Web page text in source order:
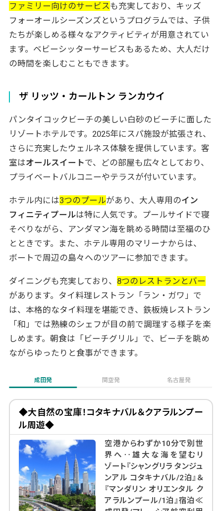
ファミリー向けのサービスも充実しており、キッズ
フォーオールシーズンズというプログラムでは、子供
たちが楽しめる様々なアクティビティが用意されてい
ます。ベビーシッターサービスもあるため、大人だけ
の時間を楽しむこともできます。
ザ リッツ・カールトン ランカウイ
パンタイコックビーチの美しい白砂のビーチに面した
リゾートホテルです。2025年にスパ施設が拡張され、
さらに充実したウェルネス体験を提供しています。客
室はオールスイートで、どの部屋も広々としており、
プライベートバルコニーやテラスが付いています。
ホテル内には3つのプールがあり、大人専用のイン
フィニティプールは特に人気です。プールサイドで寝
そべりながら、アンダマン海を眺める時間は至福のひ
とときです。また、ホテル専用のマリーナからは、
ボートで周辺の島々へのツアーに参加できます。
ダイニングも充実しており、 8つのレストランとバー
があります。タイ料理レストラン「ラン・ガワ」で
は、本格的なタイ料理を堪能でき、鉄板焼レストラン
「和」では熟練のシェフが目の前で調理する様子を楽
しめます。朝食は「ビーチグリル」で、ビーチを眺め
ながらゆったりと食事ができます。
成田発 関空発 名古屋発
◆大自然の宝庫！コタキナバル＆クアラルンプー
ル周遊◆
空港からわずか10分で別世
界へ‥雄大な海を望むリ
ゾート『シャングリラ タンジュ
ンアル コタキナバル/2泊』＆
『マンダリン オリエンタル ク
アラルンプール/1泊』宿泊≪